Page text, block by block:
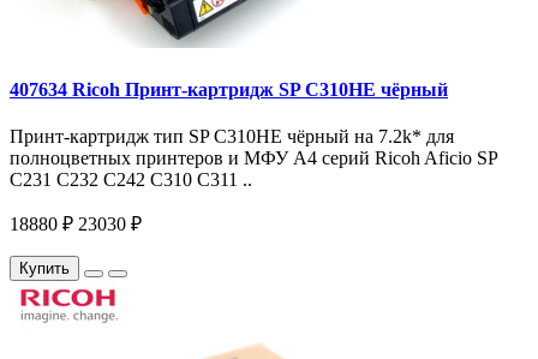
407634 Ricoh Принт-картридж SP C310HE чёрный
Принт-картридж тип SP C310HE чёрный на 7.2k* для
полноцветных принтеров и МФУ A4 серий Ricoh Aficio SP
C231 C232 C242 C310 C311 ..
18880 ₽ 23030 ₽
Купить